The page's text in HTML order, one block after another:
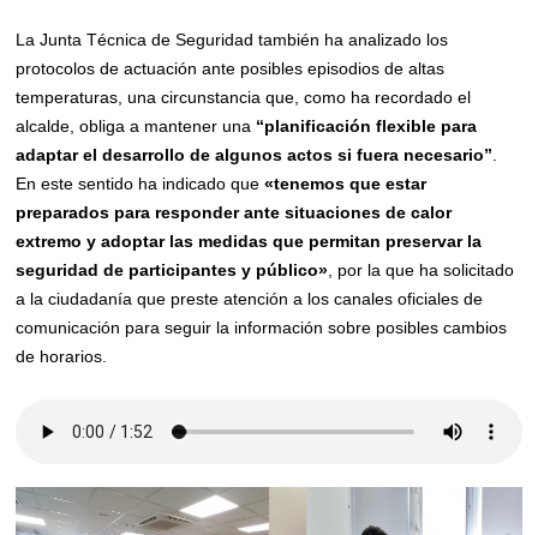
La Junta Técnica de Seguridad también ha analizado los
protocolos de actuación ante posibles episodios de altas
temperaturas, una circunstancia que, como ha recordado el
alcalde, obliga a mantener una “planificación flexible para
adaptar el desarrollo de algunos actos si fuera necesario”
En este sentido ha indicado que«tenemos que estar
preparados para responder ante situaciones de calor
extremo y adoptar las medidas que permitan preservar la
seguridad de participantes y público» , por la que ha solicitado
a la ciudadanía que preste atención a los canales oficiales de
comunicación para seguir la información sobre posibles cambios
de horarios.